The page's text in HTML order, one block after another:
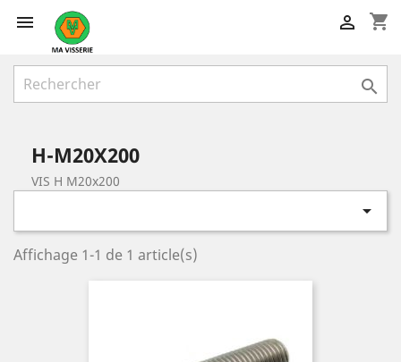
 shopping_cart


H-M20X200
VIS H M20x200

Affichage 1-1 de 1 article(s)